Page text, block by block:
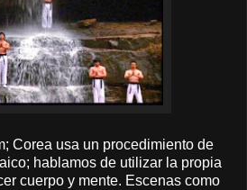
Corea usa un procedimiento de
hablamos de utilizar la propia
cuerpo y mente. Escenas como